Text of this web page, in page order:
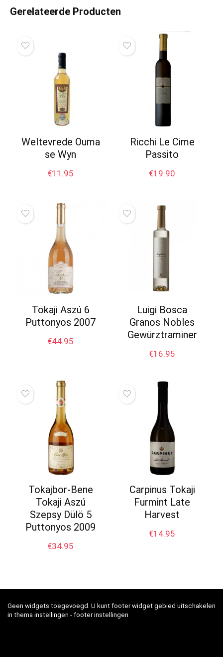
Gerelateerde Producten
Weltevrede Ouma
se Wyn
€11.95
Ricchi Le Cime
Passito
€19.90
Tokaji Aszú 6
Puttonyos 2007
€44.95
Luigi Bosca
Granos Nobles
Gewürztraminer
€16.95
Tokajbor-Bene
Tokaji Aszú
Szepsy Dülö 5
Puttonyos 2009
€34.95
Carpinus Tokaji
Furmint Late
Harvest
€14.95
Geen widgets toegevoegd. U kunt footer widget gebied uitschakelen
in thema instellingen - footer instellingen